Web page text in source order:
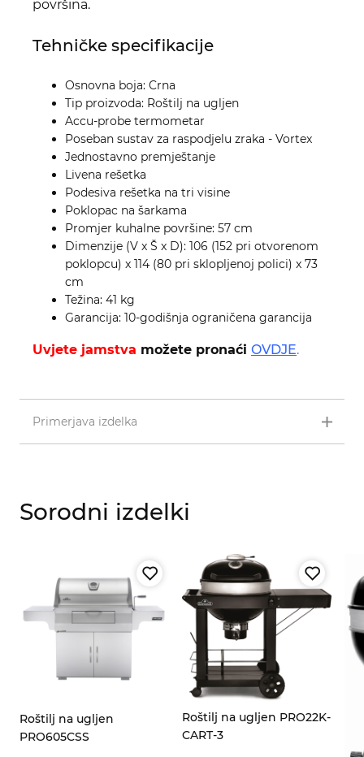
površina.
Tehničke specifikacije
Osnovna boja: Crna
Tip proizvoda: Roštilj na ugljen
Accu-probe termometar
Poseban sustav za raspodjelu zraka - Vortex
Jednostavno premještanje
Livena rešetka
Podesiva rešetka na tri visine
Poklopac na šarkama
Promjer kuhalne površine: 57 cm
Dimenzije (V x Š x D): 106 (152 pri otvorenom
poklopcu) x 114 (80 pri sklopljenoj polici) x 73
cm
Težina: 41 kg
Garancija: 10-godišnja ograničena garancija
Uvjete jamstva možete pronaći OVDJE.
Primerjava izdelka
Sorodni izdelki
Roštilj na ugljen
PRO605CSS
Roštilj na ugljen PRO22K-
CART-3